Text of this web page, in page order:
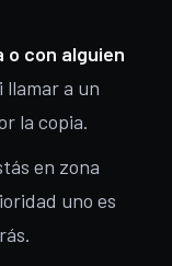
o con alguien
llamar a un
la copia.
en zona
uno es